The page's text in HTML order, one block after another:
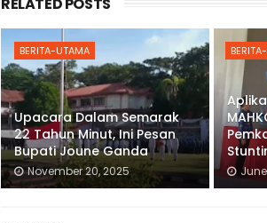
BERITA-UTAMA
Upacara Dalam Semarak
22 Tahun Minut, Ini Pesan
Bupati Joune Ganda
November 20, 2025